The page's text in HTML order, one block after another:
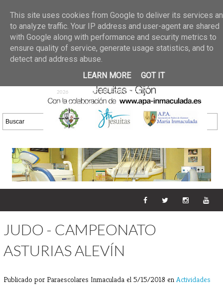
02 jun 2026
GALERIA DE FOTOS
30/05/2026
25 may 2026
GALERIA
DE FOTOS 23/05/2026
20 may
2026
GALERIA DE FOTOS
16/05/2026
DE FOTOS 09/05/2026
28 abr
2026
GALERIA DE FOTOS 25 Y
26/04/2026
JUDO - CAMPEONATO
ASTURIAS ALEVÍN
Publicado por Paraescolares Inmaculada el 5/15/2018 en Actividades
This site uses cookies from Google to deliver its services
to analyze traffic. Your IP address and user-agent are shared
with Google along with performance and security metrics to
ensure quality of service, generate usage statistics, and to
detect and address abuse.
LEARN MORE
GOT IT